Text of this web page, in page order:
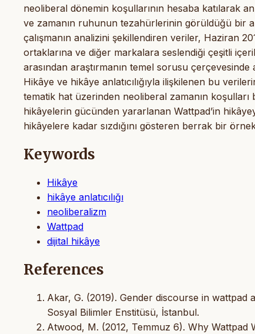
neoliberal dönemin koşullarının hesaba katılarak
ve zamanın ruhunun tezahürlerinin görüldüğü bir
çalışmanın analizini şekillendiren veriler, Haziran
ortaklarına ve diğer markalara seslendiği çeşitli
arasından araştırmanın temel sorusu
Hikâye ve hikâye anlatıcılığıyla ilişkilenen bu
tematik hat üzerinden neoliberal zamanın koşulları
hikâyelerin gücünden yararlanan Wattpad’in
hikâyelere kadar sızdığını gösteren berrak bir
Keywords
Hikâye
hikâye anlatıcılığı
neoliberalizm
Wattpad
dijital hikâye
References
Akar, G. (2019). Gender discourse in wattpad
Sosyal Bilimler Enstitüsü, İstanbul.
Atwood, M. (2012, Temmuz 6). Why Wattpad